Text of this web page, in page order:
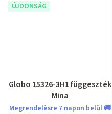
ÚJDONSÁG
Globo 15326-3H1 függeszték
Mina
Megrendelèsre 7 napon belül 🚚